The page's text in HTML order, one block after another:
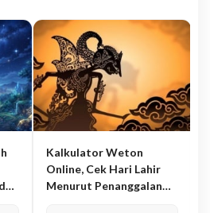
Kalkulator Weton
Online, Cek Hari Lahir
Menurut Penanggalan